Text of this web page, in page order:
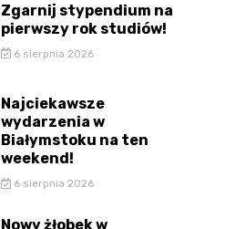
Zgarnij stypendium na
pierwszy rok studiów!
6 sierpnia 2026
Najciekawsze
wydarzenia w
Białymstoku na ten
weekend!
6 sierpnia 2026
Nowy żłobek w